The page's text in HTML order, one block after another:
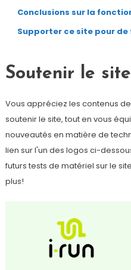
Conclusions sur la
Supporter ce site pour
Soutenir le site
Vous appréciez les contenus
soutenir le site, tout en vous
nouveautés en matière de
lien sur l'un des logos ci-
futurs tests de matériel sur le
plus!